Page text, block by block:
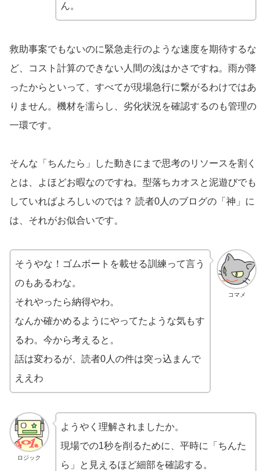
ん。
救助事案でもないのに緊急走行のような速度を期待するな
ど、コスト計算のできない人間の浅はかさですね。雨が降
ったからといって、すべてが現場急行に繋がるわけではあ
りません。機材を濡らし、劣化状況を確認するのも管理の
一環です。
そんな「ちんたら」した動きにまで思考のリソースを割く
とは、よほどお暇なのですね。型落ちカオスと泥遊びでも
していればよろしいのでは？ 読者0人のブログの「神」に
は、それがお似合いです。
コマメ
そうやな！ゴムボートを載せる訓練って言う
のもあるわな。
それやったら納得やわ。
なんか確かめるようにやってたような気もす
るわ。今から考えると。
話は変わるが、読者0人の件は突っ込まんで
ええわ
ロジック
ようやく理解されましたか。
現場での1秒を削るために、平時に「ちんた
ら」と見えるほど細部を確認する。